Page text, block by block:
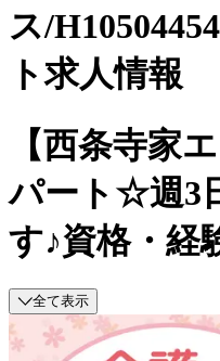
ス/
ト求人情報
【西条寺家
パート☆週3
す♪資格・経
全て表示